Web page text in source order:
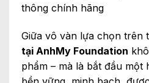
thông chính hãng
Giữa vô vàn lựa chọn trên
tại AnhMy Foundation
phẩm – mà là bắt đầu